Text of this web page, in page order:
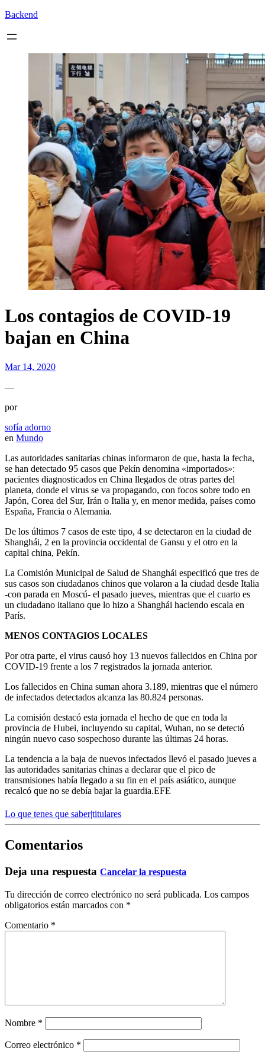
Backend
Los contagios de COVID-19
bajan en China
Mar 14, 2020
—
por
sofía adorno
en Mundo
Las autoridades sanitarias chinas informaron de que, hasta la fecha,
se han detectado 95 casos que Pekín denomina «importados»:
pacientes diagnosticados en China llegados de otras partes del
planeta, donde el virus se va propagando, con focos sobre todo en
Japón, Corea del Sur, Irán o Italia y, en menor medida, países como
España, Francia o Alemania.
De los últimos 7 casos de este tipo, 4 se detectaron en la ciudad de
Shanghái, 2 en la provincia occidental de Gansu y el otro en la
capital china, Pekín.
La Comisión Municipal de Salud de Shanghái especificó que tres de
sus casos son ciudadanos chinos que volaron a la ciudad desde Italia
-con parada en Moscú- el pasado jueves, mientras que el cuarto es
un ciudadano italiano que lo hizo a Shanghái haciendo escala en
París.
MENOS CONTAGIOS LOCALES
Por otra parte, el virus causó hoy 13 nuevos fallecidos en China por
COVID-19 frente a los 7 registrados la jornada anterior.
Los fallecidos en China suman ahora 3.189, mientras que el número
de infectados detectados alcanza las 80.824 personas.
La comisión destacó esta jornada el hecho de que en toda la
provincia de Hubei, incluyendo su capital, Wuhan, no se detectó
ningún nuevo caso sospechoso durante las últimas 24 horas.
La tendencia a la baja de nuevos infectados llevó el pasado jueves a
las autoridades sanitarias chinas a declarar que el pico de
transmisiones había llegado a su fin en el país asiático, aunque
recalcó que no se debía bajar la guardia.EFE
Lo que tenes que saber|titulares
Comentarios
Deja una respuesta Cancelar la respuesta
Tu dirección de correo electrónico no será publicada. Los campos
obligatorios están marcados con *
Comentario *
Nombre *
Correo electrónico *